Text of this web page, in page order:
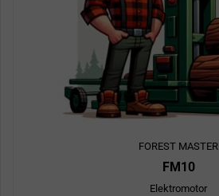
FOREST MASTER
FM10
Elektromotor